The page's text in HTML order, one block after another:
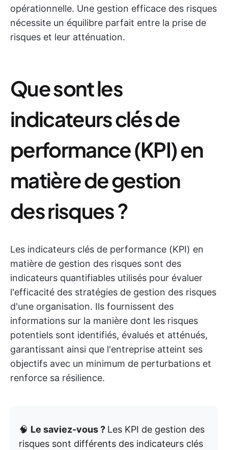
opérationnelle. Une gestion efficace des risques
nécessite un équilibre parfait entre la prise de
risques et leur atténuation.
Que sont les
indicateurs clés de
performance (KPI) en
matière de gestion
des risques ?
Les indicateurs clés de performance (KPI) en
matière de gestion des risques sont des
indicateurs quantifiables utilisés pour évaluer
l'efficacité des stratégies de gestion des risques
d'une organisation. Ils fournissent des
informations sur la manière dont les risques
potentiels sont identifiés, évalués et atténués,
garantissant ainsi que l'entreprise atteint ses
objectifs avec un minimum de perturbations et
renforce sa résilience.
🧠 Le saviez-vous ? Les KPI de gestion des
risques sont différents des indicateurs clés